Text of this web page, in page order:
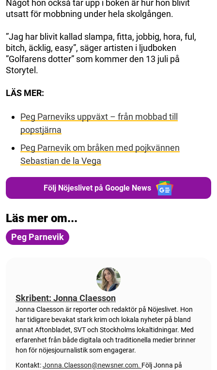
Något hon också tar upp i boken är hur hon blivit
utsatt för mobbning under hela skolgången.
”Jag har blivit kallad slampa, fitta, jobbig, hora, ful,
bitch, äcklig, easy”, säger artisten i ljudboken
”Golfarens dotter” som kommer den 13 juli på
Storytel.
LÄS MER:
Peg Parneviks uppväxt – från mobbad till
popstjärna
Peg Parnevik om bråken med pojkvännen
Sebastian de la Vega
Följ Nöjeslivet på Google News
Läs mer om...
Peg Parnevik
Skribent: Jonna Claesson
Jonna Claesson är reporter och redaktör på Nöjeslivet. Hon
har tidigare bevakat stark krim och lokala nyheter på bland
annat Aftonbladet, SVT och Stockholms lokaltidningar. Med
erfarenhet från både digitala och traditionella medier brinner
hon för nöjesjournalistik som engagerar.
Kontakt:Jonna.Claesson@newsner.com. Följ Jonna på